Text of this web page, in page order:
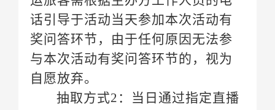
自愿放弃。
抽取方式